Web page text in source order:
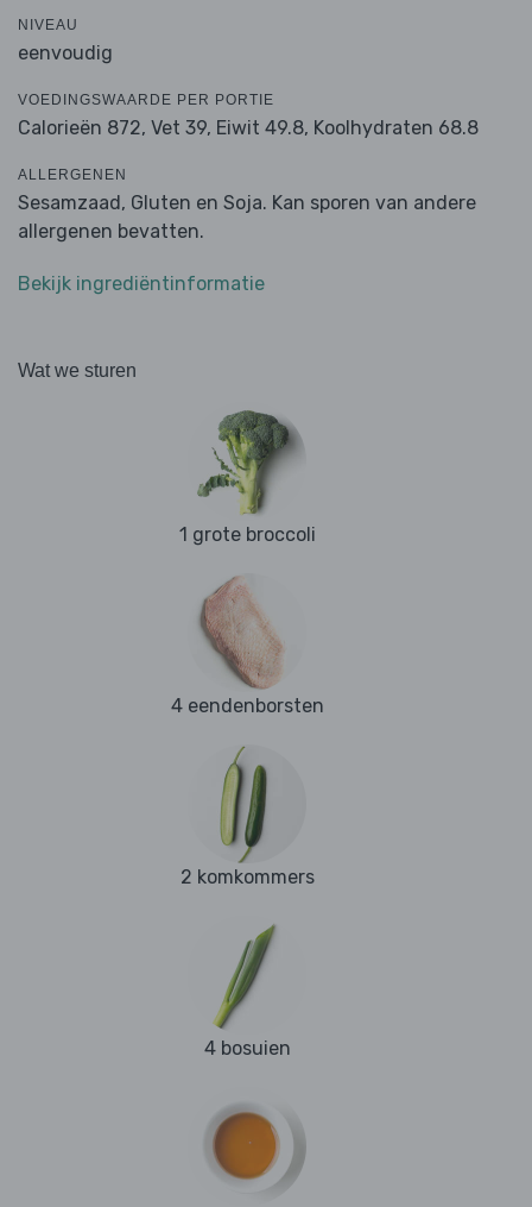
NIVEAU
eenvoudig
VOEDINGSWAARDE PER PORTIE
Calorieën 872, Vet 39, Eiwit 49.8, Koolhydraten 68.8
ALLERGENEN
Sesamzaad, Gluten en Soja. Kan sporen van andere
allergenen bevatten.
Bekijk ingrediëntinformatie
Wat we sturen
1 grote broccoli
4 eendenborsten
2 komkommers
4 bosuien